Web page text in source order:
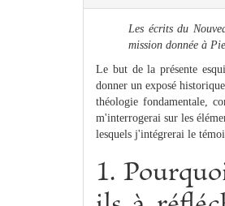
Les écrits du
mission donnée à
Le but de la présente
donner un exposé
théologie fondamentale,
m'interrogerai sur les
lesquels j'intégrerai le
1.